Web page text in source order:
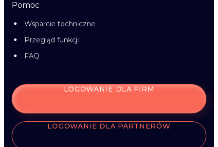
Pomoc
Wsparcie techniczne
Przegląd funkcji
FAQ
LOGOWANIE DLA FIRM
LOGOWANIE DLA PARTNERÓW